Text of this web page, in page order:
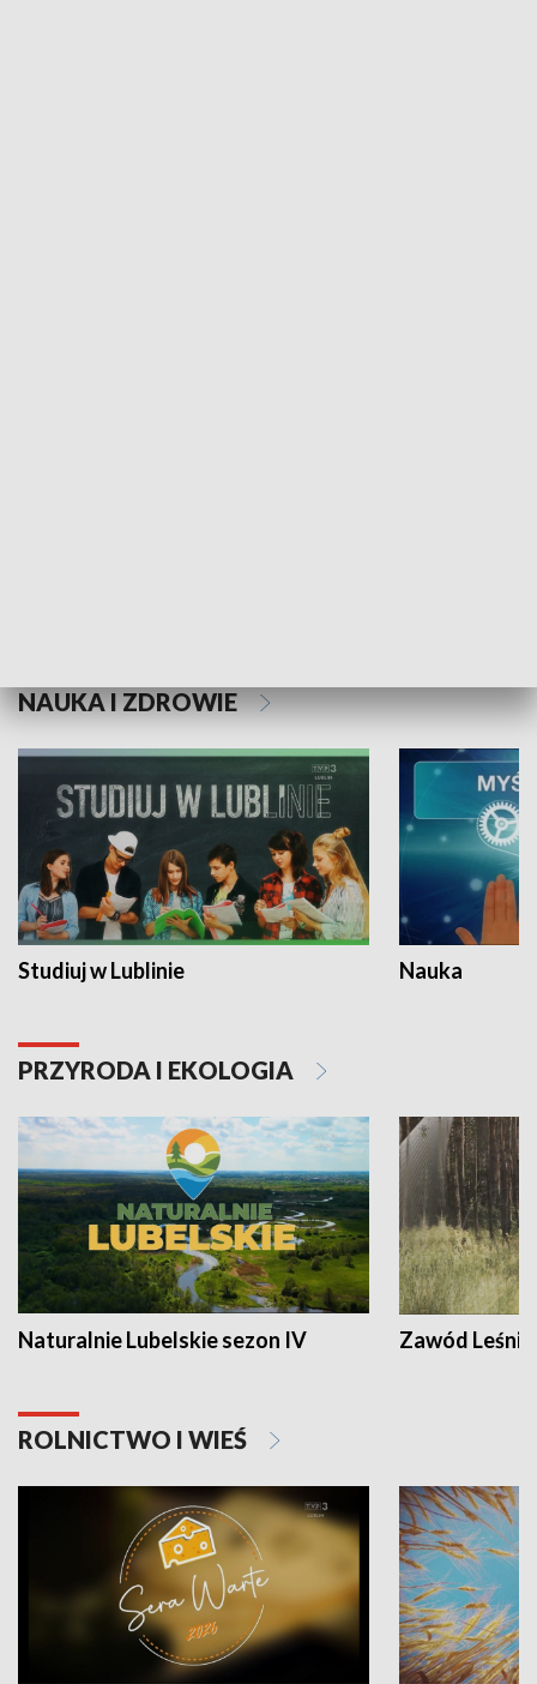
NAUKA I ZDROWIE
Studiuj w Lublinie Nauka
PRZYRODA I EKOLOGIA
Naturalnie Lubelskie sezon IV Zawód Leśnik
ROLNICTWO I WIEŚ